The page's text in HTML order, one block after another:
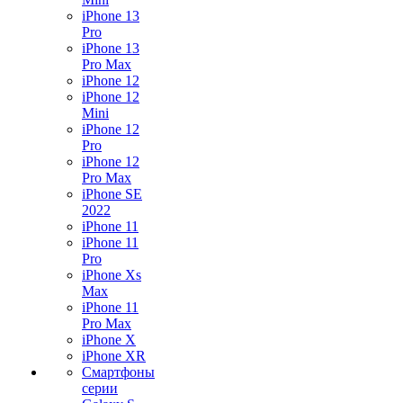
iPhone 13
Pro
iPhone 13
Pro Max
iPhone 12
iPhone 12
Mini
iPhone 12
Pro
iPhone 12
Pro Max
iPhone SE
2022
iPhone 11
iPhone 11
Pro
iPhone Xs
Max
iPhone 11
Pro Max
iPhone X
iPhone XR
Смартфоны
серии